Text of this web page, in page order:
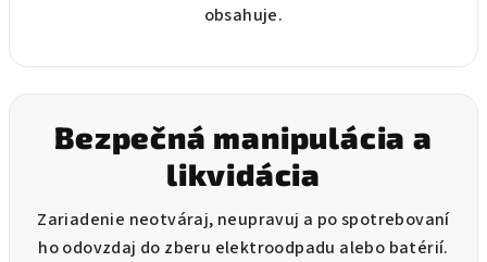
obsahuje.
Bezpečná manipulácia a
likvidácia
Zariadenie neotváraj, neupravuj a po spotrebovaní
ho odovzdaj do zberu elektroodpadu alebo batérií.